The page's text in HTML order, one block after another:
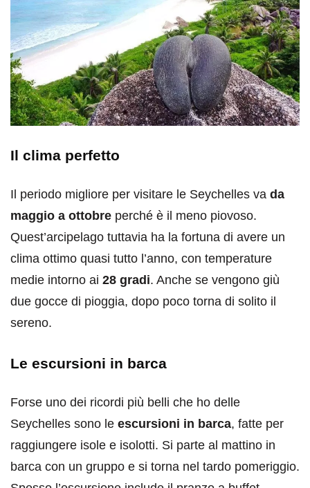
Il clima perfetto
Il periodo migliore per visitare le Seychelles va da
maggio a ottobre perché è il meno piovoso.
Quest’arcipelago tuttavia ha la fortuna di avere un
clima ottimo quasi tutto l’anno, con temperature
medie intorno ai 28 gradi. Anche se vengono giù
due gocce di pioggia, dopo poco torna di solito il
sereno.
Le escursioni in barca
Forse uno dei ricordi più belli che ho delle
Seychelles sono le escursioni in barca, fatte per
raggiungere isole e isolotti. Si parte al mattino in
barca con un gruppo e si torna nel tardo pomeriggio.